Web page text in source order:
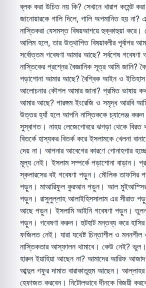
ব্লক করা উচিত নয় কি? সেখানে খারাপ কমেন্ট
জানোয়ারকে গালি দিলে, গালি অপমানিত হয়
নাস্তিকরা যেসমস্ত বিষয়আশয়ে হুক্কাহুয়া
আলিম হলে, তার উত্থাপিত বিষয়াবলীর পূর্বাপর
সর্বোত্তম গবেষণা আমার আছে? সর্বশেষ
নাস্তিকের প্রশ্নের বৈজ্ঞানিক সূত্র আমি জানি?
পড়াশোনা আমার আছে? বৈশ্বিক আইন ও ইতিহাস
আলোচনার কৌশল আমার জানা? প্রমিত ভাষায়
আমার আছে? পারঙ্গম ইংরেজি ও সমৃদ্ধ আরবি
উত্তর হ্যাঁ হলে আপনি নাস্তিককে চ্যালেঞ্জ
সুস্বাগত। নাহয় লেজেগোবরে ঝগড়া থেকে
বিতর্কে হাস্যকর বিতর্ক করে ইসলামকে খেলনা
দেয় না। আপনার আবেগের কারণে গোনাহগার
মূল্য নেই। ইসলাম সম্পর্কে পড়াশোনা বাড়ান।
স্কলারসের বই গবেষণা পড়ুন। মৌলিক তাফসির
পড়ুন। মাআরিফুল কুরআন পড়ুন। আল মুইআস্সির
পড়ুন। রাসুলুল্লাহ আলাইহিসসালাম এর সীরাত
আছে পড়ুন। ইসলামি আইনি গবেষণা পড়ুন।
পড়ুন। গবেষণা করুন। হুটহাট মন্তব্য করে হাসির
ফজিলত নেই। যারা যথেষ্ট চিন্তাশীল ও মননশীল
নাস্তিকতার আস্ফালন থামাবে। কেউ নেই?
হারুন ইয়াহিয়া আছেন না? আমাদের আরিফ
আব্দুল গফুর দামাত বারাকাতুহুম আছেন।
হেফাজত করবেন। নিটোলভাবে দীনকে বিজয়ী